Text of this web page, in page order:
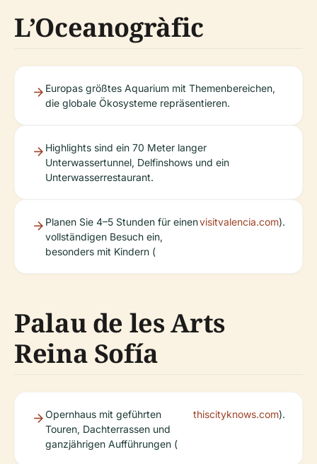
L’Oceanogràfic
Europas größtes Aquarium mit Themenbereichen,
die globale Ökosysteme repräsentieren.
Highlights sind ein 70 Meter langer
Unterwassertunnel, Delfinshows und ein
Unterwasserrestaurant.
Planen Sie 4–5 Stunden für einen
vollständigen Besuch ein,
besonders mit Kindern (
visitvalencia.com).
Palau de les Arts
Reina Sofía
Opernhaus mit geführten
Touren, Dachterrassen und
ganzjährigen Aufführungen (
thiscityknows.com).